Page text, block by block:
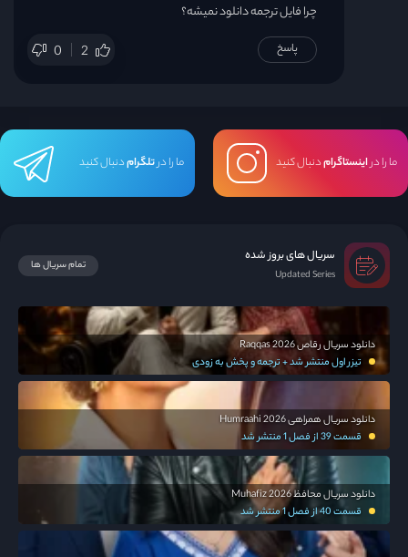
چرا فایل ترجمه دانلود نمیشه؟
0 2 پاسخ
ما را دراینستاگرامدنبال کنید ما را درتلگرامدنبال کنید
سریال های بروز شده
Updated Series
تمام سریال ها
دانلود سریال رقاص Raqqas 2026
تیزر اول منتشر شد + ترجمه و پخش به زودی
دانلود سریال همراهی Humraahi 2026
قسمت 39 از فصل 1 منتشر شد
دانلود سریال محافظ Muhafiz 2026
قسمت 40 از فصل 1 منتشر شد